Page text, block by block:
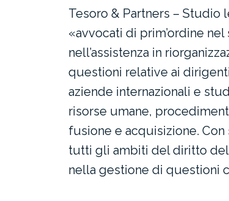
Tesoro & Partners –
«avvocati di prim’ordine
nell’assistenza in
questioni relative ai
aziende internazionali e
risorse umane,
fusione e acquisizione.
tutti gli ambiti del diritto del
nella gestione di questioni